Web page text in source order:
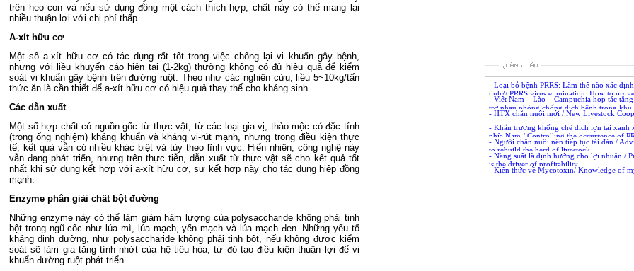
trên heo con và nếu sử dụng đồng một cách thích hợp, chất này có thể mang lại
nhiều thuận lợi với chi phí thấp.
A-xít hữu cơ
Một số a-xít hữu cơ có tác dụng rất tốt trong việc chống lại vi khuẩn gây bệnh,
nhưng với liều khuyến cáo hiện tại (1-2kg) thường không có đủ hiệu quả để kiểm
soát vi khuẩn gây bệnh trên đường ruột. Theo như các nghiên cứu, liều 5~10kg/tấn
thức ăn là cần thiết để a-xít hữu cơ có hiệu quả thay thế cho kháng sinh.
Các dẫn xuất
Một số hợp chất có nguồn gốc từ thực vật, từ các loại gia vị, thảo mộc có đặc tính
(trong ống nghiệm) kháng khuẩn và kháng vi-rút mạnh, nhưng trong điều kiện thực
tế, kết quả vẫn có nhiều khác biệt và tùy theo lĩnh vực. Hiển nhiên, công nghệ này
vẫn đang phát triển, nhưng trên thực tiễn, dẫn xuất từ thực vật sẽ cho kết quả tốt
nhất khi sử dụng kết hợp với a-xít hữu cơ, sự kết hợp này cho tác dụng hiệp đồng
mạnh.
Enzyme phân giải chất bột đường
Những enzyme này có thể làm giảm hàm lượng của polysaccharide không phải tinh
bột trong ngũ cốc như lúa mì, lúa mạch, yến mạch và lúa mạch đen. Những yếu tố
kháng dinh dưỡng, như polysaccharide không phải tinh bột, nếu không được kiểm
soát sẽ làm gia tăng tính nhớt của hệ tiêu hóa, từ đó tạo điều kiện thuận lợi để vi
khuẩn đường ruột phát triển.
- Loại bỏ bệnh PRRS: Làm thế nào xác
tính?/ PRRS virus elimination: How to
negativity?
- Việt Nam – Lào – Campuchia hợp tác
trợ nhau phòng chống dịch bệnh trong khu
Nam – Laos – Compodia increasingly co
support to prevent disease in the region
- HTX chăn nuôi mới / New Livestock
- Khẩn trương khống chế dịch lợn tai xanh
phía Nam / Controlling the occurrence of
South expeditiously
- Người chăn nuôi nên tiếp tục tái đàn /
to rebuild the herd of livestock
- Năng suất là định hướng cho lợi nhuận /
is the driver of profitability
- Kiến thức về Mycotoxin/ Knowledge of